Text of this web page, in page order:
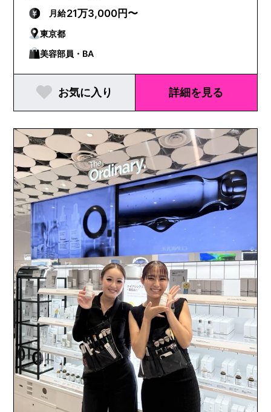
月給21万3,000円〜
東京都
美容部員・BA
お気に入り 詳細を見る